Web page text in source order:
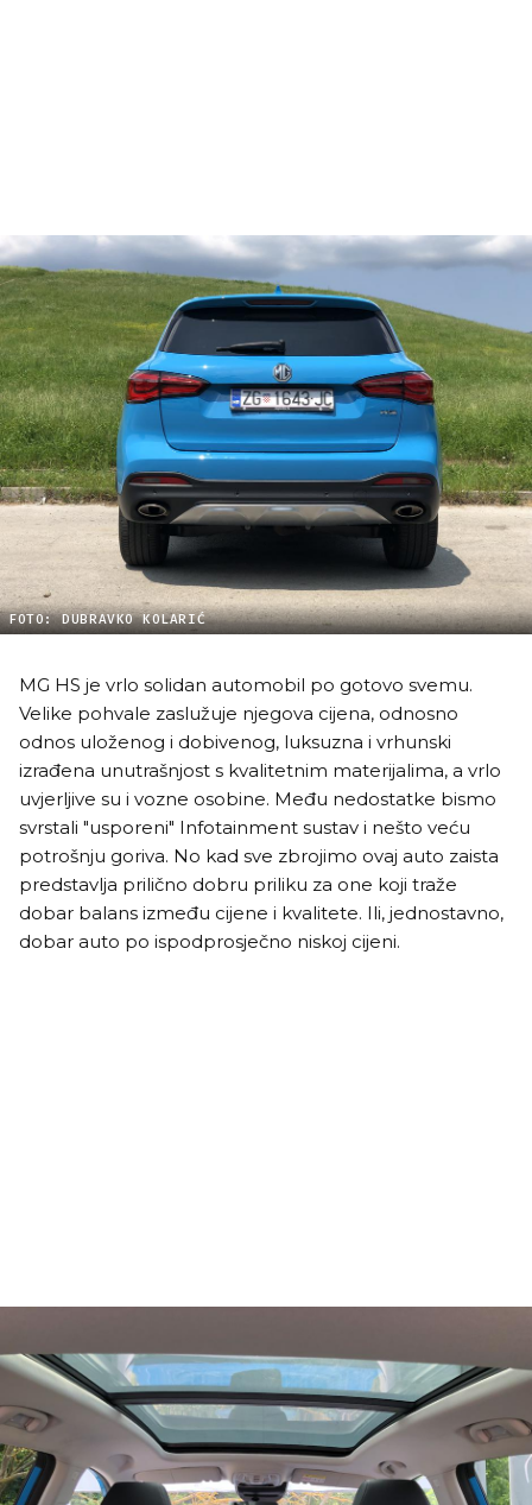
FOTO: DUBRAVKO KOLARIĆ
MG HS je vrlo solidan automobil po gotovo svemu.
Velike pohvale zaslužuje njegova cijena, odnosno
odnos uloženog i dobivenog, luksuzna i vrhunski
izrađena unutrašnjost s kvalitetnim materijalima, a vrlo
uvjerljive su i vozne osobine. Među nedostatke bismo
svrstali "usporeni" Infotainment sustav i nešto veću
potrošnju goriva. No kad sve zbrojimo ovaj auto zaista
predstavlja prilično dobru priliku za one koji traže
dobar balans između cijene i kvalitete. Ili, jednostavno,
dobar auto po ispodprosječno niskoj cijeni.